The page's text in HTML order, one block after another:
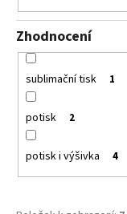
Zhodnocení
sublimační tisk 1
potisk 2
potisk i výšivka 4